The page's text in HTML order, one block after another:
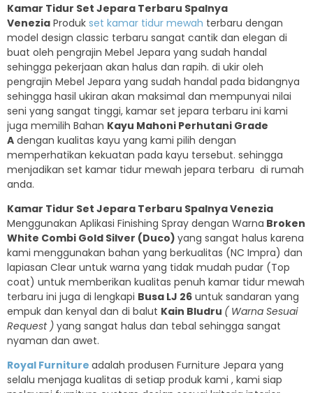
Kamar Tidur Set Jepara Terbaru Spalnya
Venezia Produk set kamar tidur mewah terbaru dengan
model design classic terbaru sangat cantik dan elegan di
buat oleh pengrajin Mebel Jepara yang sudah handal
sehingga pekerjaan akan halus dan rapih. di ukir oleh
pengrajin Mebel Jepara yang sudah handal pada bidangnya
sehingga hasil ukiran akan maksimal dan mempunyai nilai
seni yang sangat tinggi, kamar set jepara terbaru ini kami
juga memilih Bahan Kayu Mahoni Perhutani Grade
A dengan kualitas kayu yang kami pilih dengan
memperhatikan kekuatan pada kayu tersebut. sehingga
menjadikan set kamar tidur mewah jepara terbaru di rumah
anda.
Kamar Tidur Set Jepara Terbaru Spalnya Venezia
Menggunakan Aplikasi Finishing Spray dengan Warna Broken
White Combi Gold Silver (Duco) yang sangat halus karena
kami menggunakan bahan yang berkualitas (NC Impra) dan
lapiasan Clear untuk warna yang tidak mudah pudar (Top
coat) untuk memberikan kualitas penuh kamar tidur mewah
terbaru ini juga di lengkapi Busa LJ 26 untuk sandaran yang
empuk dan kenyal dan di balut Kain Bludru ( Warna Sesuai
Request ) yang sangat halus dan tebal sehingga sangat
nyaman dan awet.
Royal Furniture adalah produsen Furniture Jepara yang
selalu menjaga kualitas di setiap produk kami , kami siap